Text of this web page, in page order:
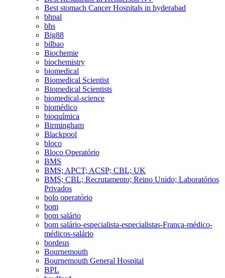
Best stomach Cancer Hospitals in hyderabad
bhpal
bhs
Big88
bilbao
Biochemie
biochemistry
biomedical
Biomedical Scientist
Biomedical Scientists
biomedical-science
biomédico
bioquímica
Birmingham
Blackpool
bloco
Bloco Operatório
BMS
BMS; APCT; ACSP; CBL; UK
BMS; CBL; Recrutamento; Reino Unido; Laboratórios
Privados
bolo operatório
bom
bom salário
bom salário-especialista-especialistas-França-médico-
médicos-salário
bordeus
Bournemouth
Bournemouth General Hospital
BPL